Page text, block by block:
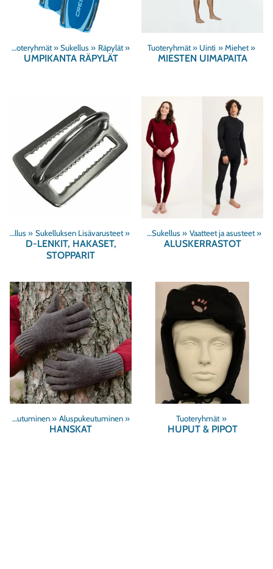
Tuoteryhmät ‪» Sukellus ‪» Räpylät ‪»
UMPIKANTA RÄPYLÄT
Tuoteryhmät‪» Uinti ‪» Miehet ‪»
MIESTEN UIMAPAITA
Sukellus ‪» Sukelluksen Lisävarusteet ‪»
D-LENKIT, HAKASET,
STOPPARIT
Tuoteryhmät ‪» Sukellus ‪» Vaatteet ja asusteet ‪»
ALUSKERRASTOT
Sukelluspukeutuminen ‪» Aluspukeutuminen ‪»
HANSKAT
Tuoteryhmät ‪»
HUPUT & PIPOT